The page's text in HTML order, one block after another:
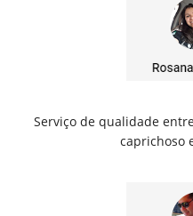
Serviço de qualidade
caprichoso